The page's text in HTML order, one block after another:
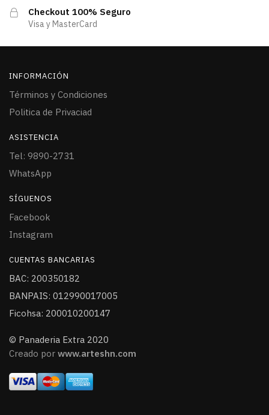
Checkout 100% Seguro
Visa y MasterCard
INFORMACIÓN
Términos y Condiciones
Politica de Privaciad
ASISTENCIA
Tel: 9890-2731
WhatsApp
SÍGUENOS
Facebook
Instagram
CUENTAS BANCARIAS
BAC: 200350182
BANPAIS: 012990017005
Ficohsa: 200010200147
© Panaderia Extra 2020
Creado por www.arteshn.com